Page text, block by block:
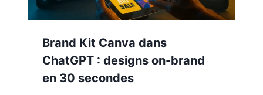
Brand Kit Canva dans
ChatGPT : designs on-brand
en 30 secondes